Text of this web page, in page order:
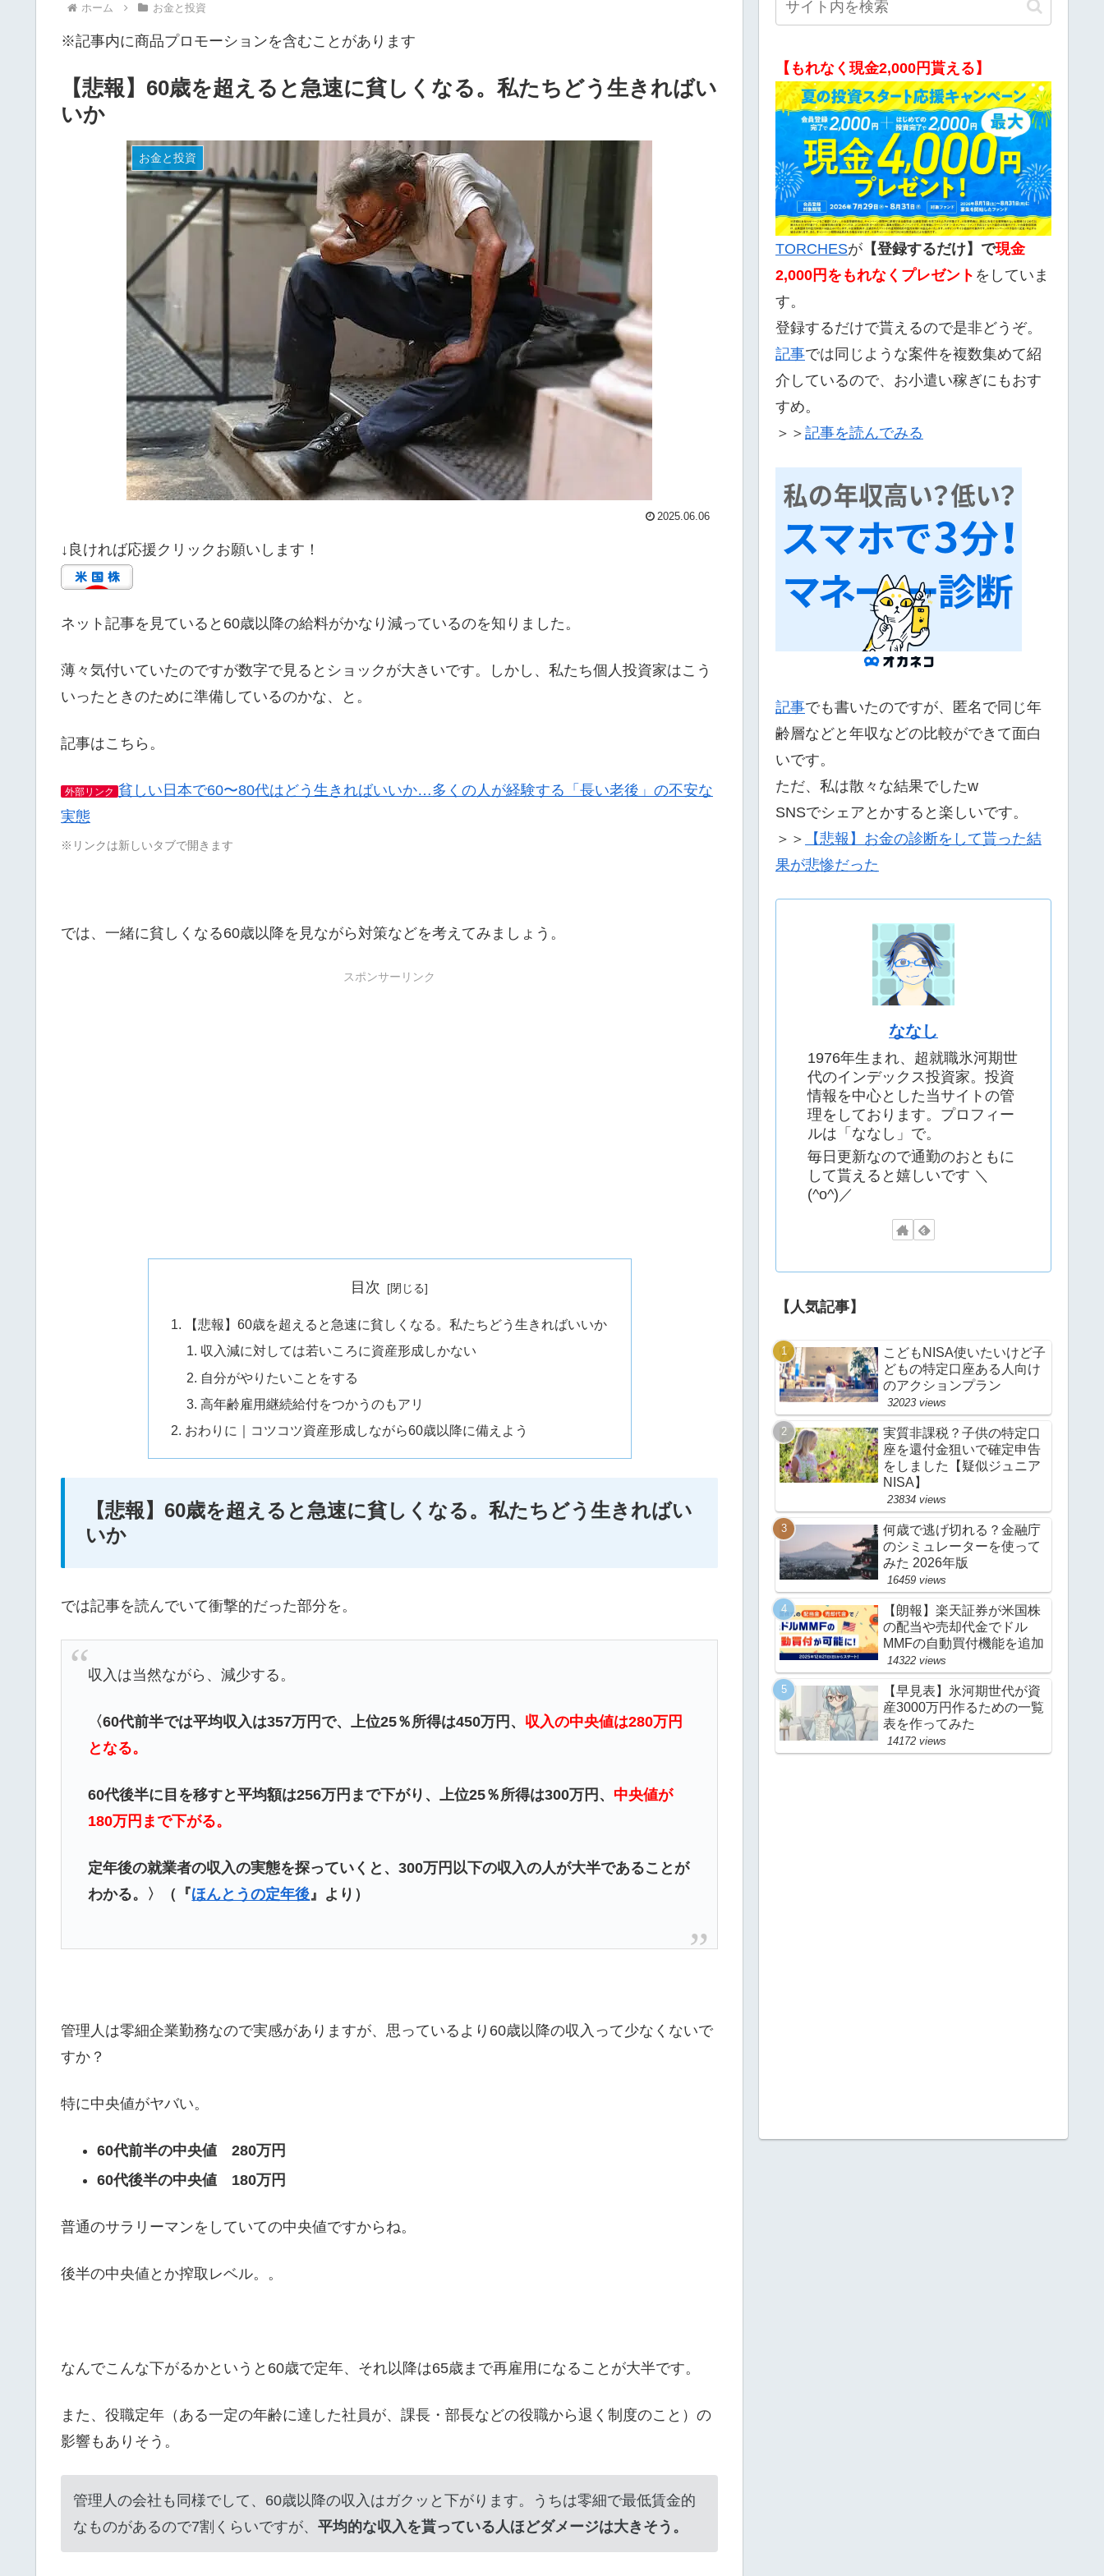
ホーム お金と投資
※記事内に商品プロモーションを含むことがあります
【悲報】60歳を超えると急速に貧しくなる。私たちどう生きればい
いか
お金と投資
2025.06.06
↓良ければ応援クリックお願いします！
ネット記事を見ていると60歳以降の給料がかなり減っているのを知りました。
薄々気付いていたのですが数字で見るとショックが大きいです。しかし、私たち個人投資家はこう
いったときのために準備しているのかな、と。
記事はこちら。
外部リンク 貧しい日本で60〜80代はどう生きればいいか…多くの人が経験する「長い老後」の不安な
実態
※リンクは新しいタブで開きます
では、一緒に貧しくなる60歳以降を見ながら対策などを考えてみましょう。
スポンサーリンク
目次
【悲報】60歳を超えると急速に貧しくなる。私たちどう生きればいいか
収入減に対しては若いころに資産形成しかない
自分がやりたいことをする
高年齢雇用継続給付をつかうのもアリ
おわりに｜コツコツ資産形成しながら60歳以降に備えよう
【悲報】60歳を超えると急速に貧しくなる。私たちどう生きればい
いか
では記事を読んでいて衝撃的だった部分を。
収入は当然ながら、減少する。
〈60代前半では平均収入は357万円で、上位25％所得は450万円、 収入の中央値は280万円
となる。
60代後半に目を移すと平均額は256万円まで下がり、上位25％所得は300万円、 中央値が
180万円まで下がる。
定年後の就業者の収入の実態を探っていくと、300万円以下の収入の人が大半であることが
わかる。〉（『ほんとうの定年後』より）
管理人は零細企業勤務なので実感がありますが、思っているより60歳以降の収入って少なくないで
すか？
特に中央値がヤバい。
60代前半の中央値 280万円
60代後半の中央値 180万円
普通のサラリーマンをしていての中央値ですからね。
後半の中央値とか搾取レベル。。
なんでこんな下がるかというと60歳で定年、それ以降は65歳まで再雇用になることが大半です。
また、役職定年（ある一定の年齢に達した社員が、課長・部長などの役職から退く制度のこと）の
影響もありそう。
管理人の会社も同様でして、60歳以降の収入はガクッと下がります。うちは零細で最低賃金的
なものがあるので7割くらいですが、 平均的な収入を貰っている人ほどダメージは大きそう。
【もれなく現金2,000円貰える】
TORCHESが 【登録するだけ】で現金
2,000 円をもれなくプレゼント をしていま
す。
登録するだけで貰えるので是非どうぞ。
記事では同じような案件を複数集めて紹
介しているので、お小遣い稼ぎにもおす
すめ。
＞＞ 記事を読んでみる
記事でも書いたのですが、匿名で同じ年
齢層などと年収などの比較ができて面白
いです。
ただ、私は散々な結果でしたw
SNSでシェアとかすると楽しいです。
＞＞
【悲報】お金の診断をして貰った結
果が悲惨だった
ななし
1976年生まれ、超就職氷河期世
代のインデックス投資家。投資
情報を中心とした当サイトの管
理をしております。プロフィー
ルは「ななし」で。
毎日更新なので通勤のおともに
して貰えると嬉しいです ＼
(^o^)／
【人気記事】
こどもNISA使いたいけど子
どもの特定口座ある人向け
のアクションプラン
32023 views
実質非課税？子供の特定口
座を還付金狙いで確定申告
をしました【疑似ジュニア
NISA】
23834 views
何歳で逃げ切れる？金融庁
のシミュレーターを使って
みた 2026年版
16459 views
【朗報】楽天証券が米国株
の配当や売却代金でドル
MMFの自動買付機能を追加
14322 views
【早見表】氷河期世代が資
産3000万円作るための一覧
表を作ってみた
14172 views